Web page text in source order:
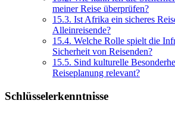
meiner Reise überprüfen?
15.3. Ist Afrika ein sicheres
Alleinreisende?
15.4. Welche Rolle spielt die
Sicherheit von Reisenden?
15.5. Sind kulturelle
Reiseplanung relevant?
Schlüsselerkenntnisse